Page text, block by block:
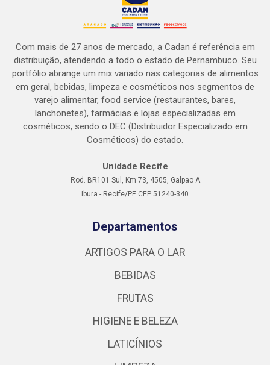
Com mais de 27 anos de mercado, a Cadan é referência em
distribuição, atendendo a todo o estado de Pernambuco. Seu
portfólio abrange um mix variado nas categorias de alimentos
em geral, bebidas, limpeza e cosméticos nos segmentos de
varejo alimentar, food service (restaurantes, bares,
lanchonetes), farmácias e lojas especializadas em
cosméticos, sendo o DEC (Distribuidor Especializado em
Cosméticos) do estado.
Unidade Recife
Rod. BR101 Sul, Km 73, 4505, Galpao A
Ibura - Recife/PE CEP 51240-340
Departamentos
ARTIGOS PARA O LAR
BEBIDAS
FRUTAS
HIGIENE E BELEZA
LATICÍNIOS